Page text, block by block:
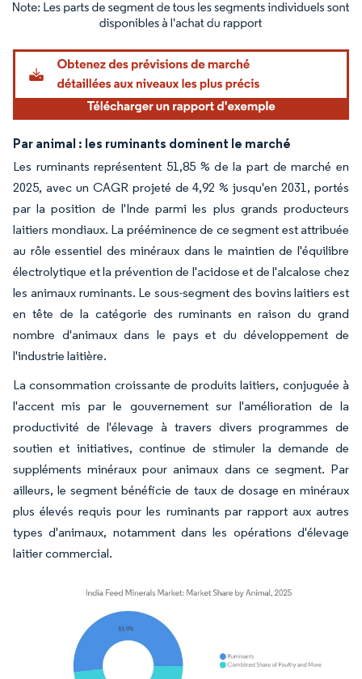
Image © Mordor Intelligence. La réutilisation nécessite une attribution sous CC BY
Par animal : les ruminants dominent le marché
Les ruminants représentent 51,85 % de la part de marché en
2025, avec un CAGR projeté de 4,92 % jusqu'en 2031, portés
par la position de l'Inde parmi les plus grands producteurs
laitiers mondiaux. La prééminence de ce segment est attribuée
au rôle essentiel des minéraux dans le maintien de l'équilibre
électrolytique et la prévention de l'acidose et de l'alcalose chez
les animaux ruminants. Le sous-segment des bovins laitiers est
en tête de la catégorie des ruminants en raison du grand
nombre d'animaux dans le pays et du développement de
l'industrie laitière.
La consommation croissante de produits laitiers, conjuguée à
l'accent mis par le gouvernement sur l'amélioration de la
productivité de l'élevage à travers divers programmes de
soutien et initiatives, continue de stimuler la demande de
suppléments minéraux pour animaux dans ce segment. Par
ailleurs, le segment bénéficie de taux de dosage en minéraux
plus élevés requis pour les ruminants par rapport aux autres
types d'animaux, notamment dans les opérations d'élevage
laitier commercial.